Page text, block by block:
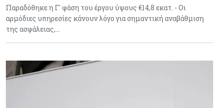
Παραδόθηκε η Γ' φάση του έργου ύψους €14,8 εκατ. - Οι
αρμόδιες υπηρεσίες κάνουν λόγο για σημαντική αναβάθμιση
της ασφάλειας,…